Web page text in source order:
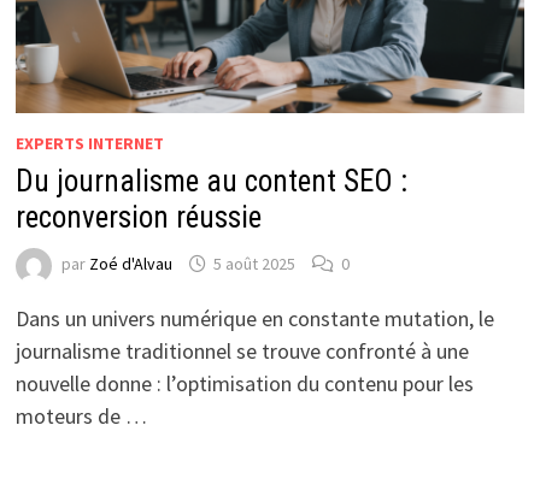
EXPERTS INTERNET
Du journalisme au content SEO :
reconversion réussie
par Zoé d'Alvau 5 août 2025 0
Dans un univers numérique en constante mutation, le
journalisme traditionnel se trouve confronté à une
nouvelle donne : l’optimisation du contenu pour les
moteurs de …